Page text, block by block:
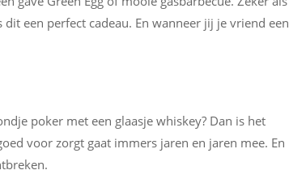
een perfect cadeau. En wanneer jij je vriend een
poker met een glaasje whiskey? Dan is het
voor zorgt gaat immers jaren en jaren mee. En